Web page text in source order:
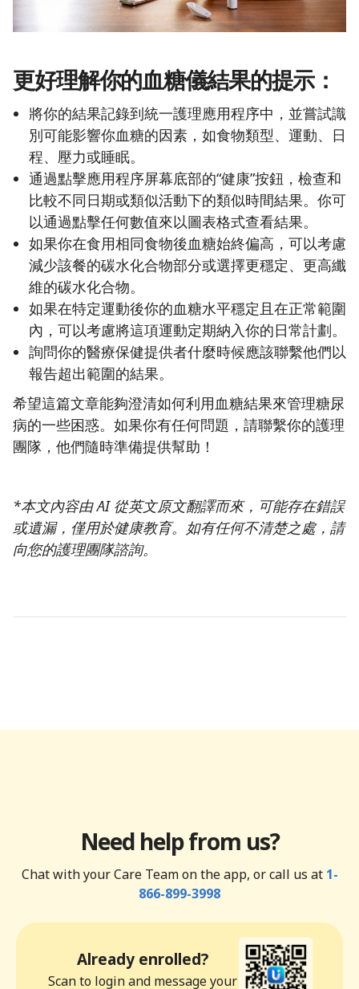
更好理解你的血糖儀結果的提示：
將你的結果記錄到統一護理應用程序中，並嘗試識
別可能影響你血糖的因素，如食物類型、運動、日
程、壓力或睡眠。
通過點擊應用程序屏幕底部的“健康”按鈕，檢查和
比較不同日期或類似活動下的類似時間結果。你可
以通過點擊任何數值來以圖表格式查看結果。
如果你在食用相同食物後血糖始終偏高，可以考慮
減少該餐的碳水化合物部分或選擇更穩定、更高纖
維的碳水化合物。
如果在特定運動後你的血糖水平穩定且在正常範圍
內，可以考慮將這項運動定期納入你的日常計劃。
詢問你的醫療保健提供者什麼時候應該聯繫他們以
報告超出範圍的結果。
希望這篇文章能夠澄清如何利用血糖結果來管理糖尿
病的一些困惑。如果你有任何問題，請聯繫你的護理
團隊，他們隨時準備提供幫助！
*本文內容由 AI 從英文原文翻譯而來，可能存在錯誤
或遺漏，僅用於健康教育。如有任何不清楚之處，請
向您的護理團隊諮詢。
Need help from us?
Chat with your Care Team on the app, or call us at 1-
866-899-3998
Already enrolled?
Scan to login and message your